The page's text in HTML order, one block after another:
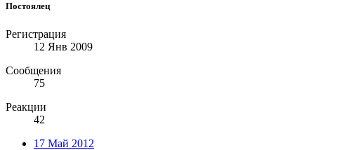
Постоялец
Регистрация
12 Янв 2009
Сообщения
75
Реакции
42
17 Май 2012